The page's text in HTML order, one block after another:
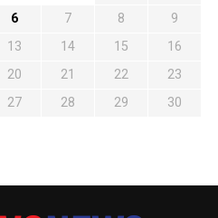
6 7 8
9
13 14 15
16
20 21 22
23
27 28 29
30